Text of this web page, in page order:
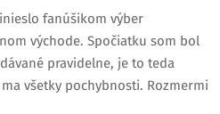
fanúšikom výber
východe. Spočiatku som bol
pravidelne, je to teda
všetky pochybnosti. Rozmermi